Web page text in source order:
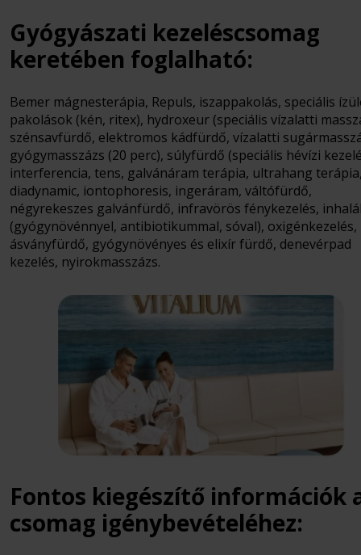
Gyógyászati kezeléscsomag
keretében foglalható:
Bemer mágnesterápia, Repuls, iszappakolás, speciális
pakolások (kén, ritex), hydroxeur (speciális vízalatti
szénsavfürdő, elektromos kádfürdő, vízalatti
gyógymasszázs (20 perc), súlyfürdő (speciális hévízi
interferencia, tens, galvánáram terápia, ultrahang
diadynamic, iontophoresis, ingeráram, váltófürdő,
négyrekeszes galvánfürdő, infravörös fénykezelés,
(gyógynövénnyel, antibiotikummal, sóval), oxigénkezelés,
ásványfürdő, gyógynövényes és elixír fürdő, denevérpad
kezelés, nyirokmasszázs.
Fontos kiegészítő információk
csomag igénybevételéhez: